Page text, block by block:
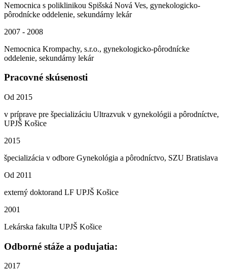
Nemocnica s poliklinikou Spišská Nová Ves, gynekologicko-
pôrodnícke oddelenie, sekundárny lekár
2007 - 2008
Nemocnica Krompachy, s.r.o., gynekologicko-pôrodnícke
oddelenie, sekundárny lekár
Pracovné skúsenosti
Od 2015
v príprave pre špecializáciu Ultrazvuk v gynekológii a pôrodníctve,
UPJŠ Košice
2015
špecializácia v odbore Gynekológia a pôrodníctvo, SZU Bratislava
Od 2011
externý doktorand LF UPJŠ Košice
2001
Lekárska fakulta UPJŠ Košice
Odborné stáže a podujatia:
2017